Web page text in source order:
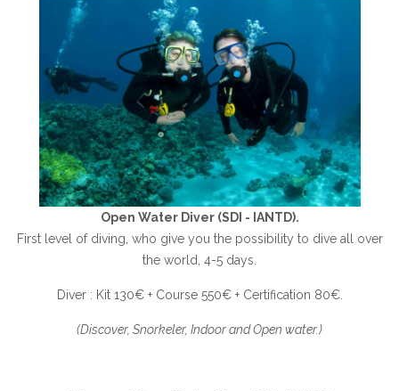
Open Water Diver (SDI - IANTD).
First level of diving, who give you the possibility to dive all over
the world, 4-5 days.
Diver : Kit 130€ + Course 550€ + Certification 80€.
(Discover, Snorkeler, Indoor and Open water.)